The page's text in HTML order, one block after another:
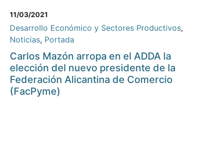
11/03/2021
Desarrollo Económico y Sectores Productivos,
Noticias, Portada
Carlos Mazón arropa en el ADDA la
elección del nuevo presidente de la
Federación Alicantina de Comercio
(FacPyme)